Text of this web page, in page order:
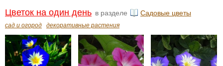
Цветок на один день в разделе Садовые цветы
сад и огород декоративные растения